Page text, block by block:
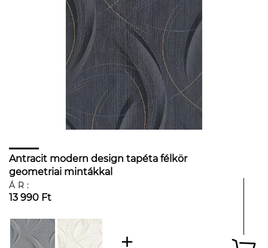
Antracit modern design tapéta félkör
geometriai mintákkal
ÁR:
13 990 Ft